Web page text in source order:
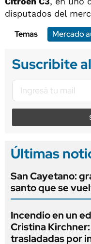
disputados del
Temas
Mercado
Suscribite
Últimas
San Cayetano:
santo que se
Incendio en un
Cristina
trasladadas por